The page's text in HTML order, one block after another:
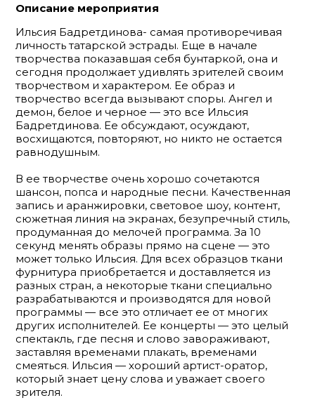
Описание мероприятия
Ильсия Бадретдинова- самая противоречивая
личность татарской эстрады. Еще в начале
творчества показавшая себя бунтаркой, она и
сегодня продолжает удивлять зрителей своим
творчеством и характером. Ее образ и
творчество всегда вызывают споры. Ангел и
демон, белое и черное — это все Ильсия
Бадретдинова. Ее обсуждают, осуждают,
восхищаются, повторяют, но никто не остается
равнодушным.
В ее творчестве очень хорошо сочетаются
шансон, попса и народные песни. Качественная
запись и аранжировки, световое шоу, контент,
сюжетная линия на экранах, безупречный стиль,
продуманная до мелочей программа. За 10
секунд менять образы прямо на сцене — это
может только Ильсия. Для всех образцов ткани
фурнитура приобретается и доставляется из
разных стран, а некоторые ткани специально
разрабатываются и производятся для новой
программы — все это отличает ее от многих
других исполнителей. Ее концерты — это целый
спектакль, где песня и слово завораживают,
заставляя временами плакать, временами
смеяться. Ильсия — хороший артист-оратор,
который знает цену слова и уважает своего
зрителя.